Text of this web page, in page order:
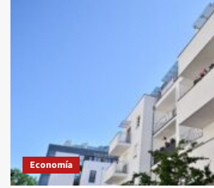
Economía